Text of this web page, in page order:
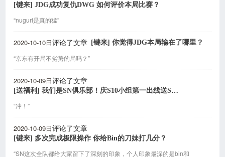
[键来] JDG成功复仇DWG 如何评价本局比赛？
“nuguri是真的猛”
2020-10-10日评论了文章 [键来] 你觉得JDG本局输在了哪里？
“京东有开局不劣势的局吗？”
2020-10-09日评论了文章
[送福利] 我们是SN俱乐部！庆S10小组第一出线送SofM联名T恤！
“冲！”
2020-10-09日评论了文章
[键来] 多次完成极限操作 你给Bin的刀妹打几分？
“SN这次全队都给大家留下了深刻的印象，个人印象最深的是bin和